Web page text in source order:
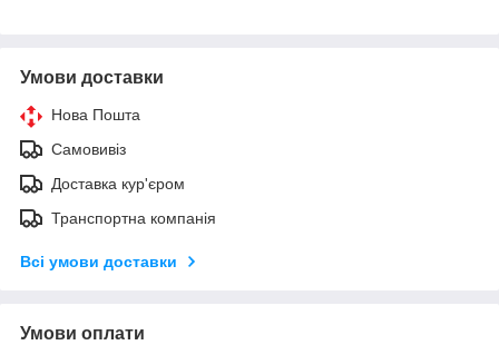
Умови доставки
Нова Пошта
Самовивіз
Доставка кур'єром
Транспортна компанія
Всі умови доставки
Умови оплати